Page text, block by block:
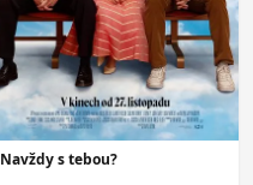
Navždy s tebou?